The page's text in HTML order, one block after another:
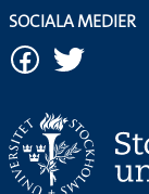
SOCIALA MEDIER